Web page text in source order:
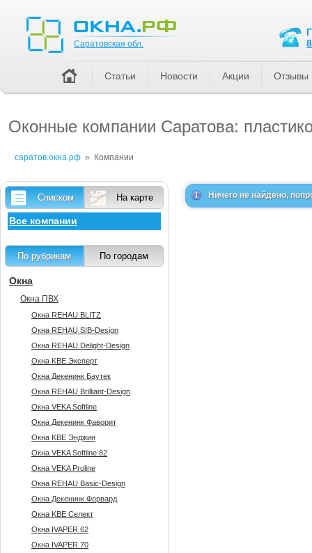
Оконные компании Саратова:
саратов.окна.рф » Компании
Ничего не найдено,
Списком На карте
Все компании
По рубрикам По городам
Окна
Окна ПВХ
Окна REHAU BLITZ
Окна REHAU SIB-Design
Окна REHAU Delight-Design
Окна KBE Эксперт
Окна Декенинк Баутек
Окна REHAU Brilliant-Design
Окна VEKA Softline
Окна Декенинк Фаворит
Окна KBE Энджин
Окна VEKA Softline 82
Окна VEKA Proline
Окна REHAU Basic-Design
Окна Декенинк Форвард
Окна KBE Селект
Окна IVAPER 62
Окна IVAPER 70
Саратовская обл.
Статьи Новости Акции Отзывы